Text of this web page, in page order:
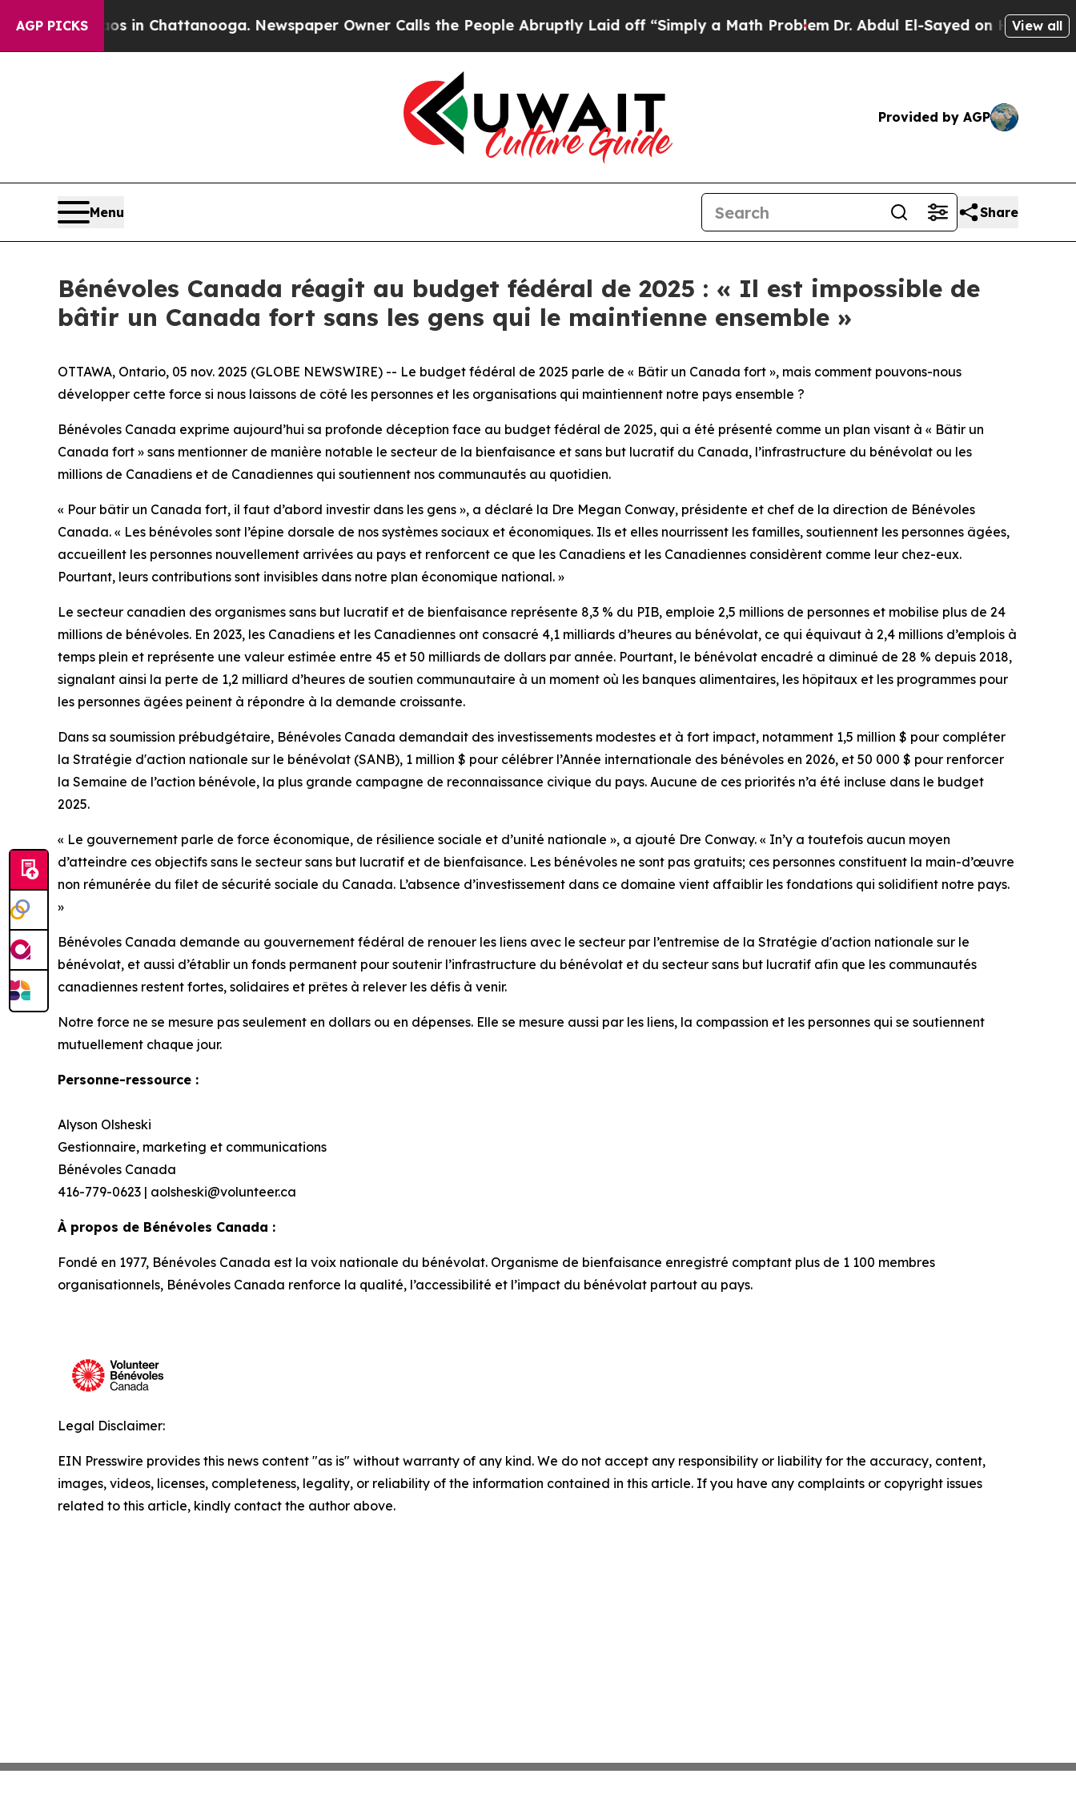
AGP PICKS
Chaos in Chattanooga. Newspaper Owner Calls the People Abruptly Laid off “Simply a Math ProblemDr. Abdul El-Sayed on Historic View all
Provided by AGP
Menu Share
Bénévoles Canada réagit au budget fédéral de 2025 : « Il est impossible de
bâtir un Canada fort sans les gens qui le maintienne ensemble »
OTTAWA, Ontario, 05 nov. 2025 (GLOBE NEWSWIRE) -- Le budget fédéral de 2025 parle de « Bâtir un Canada fort », mais comment pouvons-nous
développer cette force si nous laissons de côté les personnes et les organisations qui maintiennent notre pays ensemble ?
Bénévoles Canada exprime aujourd’hui sa profonde déception face au budget fédéral de 2025, qui a été présenté comme un plan visant à « Bâtir un
Canada fort » sans mentionner de manière notable le secteur de la bienfaisance et sans but lucratif du Canada, l’infrastructure du bénévolat ou les
millions de Canadiens et de Canadiennes qui soutiennent nos communautés au quotidien.
« Pour bâtir un Canada fort, il faut d’abord investir dans les gens », a déclaré la Dre Megan Conway, présidente et chef de la direction de Bénévoles
Canada. « Les bénévoles sont l’épine dorsale de nos systèmes sociaux et économiques. Ils et elles nourrissent les familles, soutiennent les personnes âgées,
accueillent les personnes nouvellement arrivées au pays et renforcent ce que les Canadiens et les Canadiennes considèrent comme leur chez-eux.
Pourtant, leurs contributions sont invisibles dans notre plan économique national. »
Le secteur canadien des organismes sans but lucratif et de bienfaisance représente 8,3 % du PIB, emploie 2,5 millions de personnes et mobilise plus de 24
millions de bénévoles. En 2023, les Canadiens et les Canadiennes ont consacré 4,1 milliards d’heures au bénévolat, ce qui équivaut à 2,4 millions d’emplois à
temps plein et représente une valeur estimée entre 45 et 50 milliards de dollars par année. Pourtant, le bénévolat encadré a diminué de 28 % depuis 2018,
signalant ainsi la perte de 1,2 milliard d’heures de soutien communautaire à un moment où les banques alimentaires, les hôpitaux et les programmes pour
les personnes âgées peinent à répondre à la demande croissante.
Dans sa soumission prébudgétaire, Bénévoles Canada demandait des investissements modestes et à fort impact, notamment 1,5 million $ pour compléter
la Stratégie d'action nationale sur le bénévolat (SANB), 1 million $ pour célébrer l’Année internationale des bénévoles en 2026, et 50 000 $ pour renforcer
la Semaine de l’action bénévole, la plus grande campagne de reconnaissance civique du pays. Aucune de ces priorités n’a été incluse dans le budget
2025.
« Le gouvernement parle de force économique, de résilience sociale et d’unité nationale », a ajouté Dre Conway. « In’y a toutefois aucun moyen
d’atteindre ces objectifs sans le secteur sans but lucratif et de bienfaisance. Les bénévoles ne sont pas gratuits; ces personnes constituent la main-d’œuvre
non rémunérée du filet de sécurité sociale du Canada. L’absence d’investissement dans ce domaine vient affaiblir les fondations qui solidifient notre pays.
»
Bénévoles Canada demande au gouvernement fédéral de renouer les liens avec le secteur par l’entremise de la Stratégie d'action nationale sur le
bénévolat, et aussi d’établir un fonds permanent pour soutenir l’infrastructure du bénévolat et du secteur sans but lucratif afin que les communautés
canadiennes restent fortes, solidaires et prêtes à relever les défis à venir.
Notre force ne se mesure pas seulement en dollars ou en dépenses. Elle se mesure aussi par les liens, la compassion et les personnes qui se soutiennent
mutuellement chaque jour.
Personne-ressource :
Alyson Olsheski
Gestionnaire, marketing et communications
Bénévoles Canada
416-779-0623 | aolsheski@volunteer.ca
À propos de Bénévoles Canada :
Fondé en 1977, Bénévoles Canada est la voix nationale du bénévolat. Organisme de bienfaisance enregistré comptant plus de 1 100 membres
organisationnels, Bénévoles Canada renforce la qualité, l’accessibilité et l’impact du bénévolat partout au pays.
Legal Disclaimer:
EIN Presswire provides this news content "as is" without warranty of any kind. We do not accept any responsibility or liability for the accuracy, content,
images, videos, licenses, completeness, legality, or reliability of the information contained in this article. If you have any complaints or copyright issues
related to this article, kindly contact the author above.